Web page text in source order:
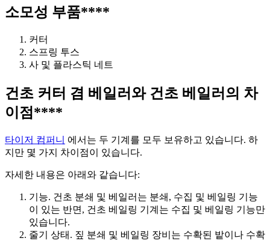
소모성 부품****
커터
스프링 투스
사 및 플라스틱 네트
건초 커터 겸 베일러와 건초 베일러의 차
이점 ****
타이저 컴퍼니 에서는 두 기계를 모두 보유하고 있습니다. 하
지만 몇 가지 차이점이 있습니다.
자세한 내용은 아래와 같습니다:
기능. 건초 분쇄 및 베일러는 분쇄, 수집 및 베일링 기능
이 있는 반면, 건초 베일링 기계는 수집 및 베일링 기능만
있습니다.
줄기 상태. 짚 분쇄 및 베일링 장비는 수확된 밭이나 수확